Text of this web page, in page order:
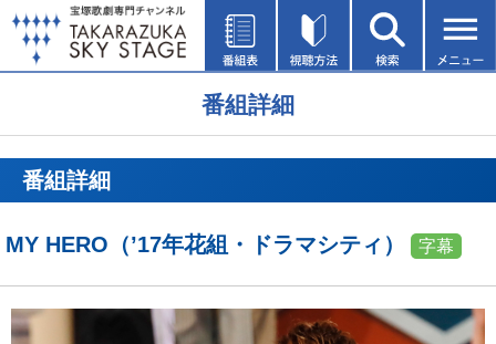
番組詳細
番組詳細
MY HERO（’17年花組・ドラマシティ） 字幕